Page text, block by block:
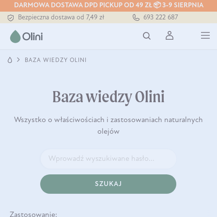
DARMOWA DOSTAWA DPD PICKUP OD 49 ZŁ 📦 3-9 SIERPNIA
Bezpieczna dostawa od 7,49 zł
Darmowa dostawa od 199 zł
Tłoczony zawsze na zimno
693 222 687
BAZA WIEDZY OLINI
Baza wiedzy Olini
Wszystko o właściwościach i zastosowaniach naturalnych
olejów
SZUKAJ
Zastosowanie: